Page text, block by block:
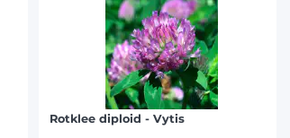
Rotklee diploid - Vytis